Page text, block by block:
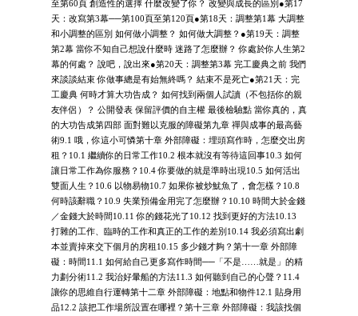
至第60頁 創造性的選擇 什麼改變了你？ 改變與成長的區別●第17
天：改寫第3幕──第100頁至第120頁●第18天：調整第1幕 大調整
和小調整的區別 如何做小調整？ 如何做大調整？●第19天：調整
第2幕 當你不知自己想說什麼時 迷路了怎麼辦？ 你處於你人生第2
幕的何處？ 說吧，說出來●第20天：調整第3幕 完工慶典之前 我們
來談談結束 你做事總是有始無終嗎？ 結束不是死亡●第21天：完
工慶典 何時才算大功告成？ 如何找到兩個人試讀（不包括你的親
友伴侶）？ 公開發表 保留評價的自主權 最後檢驗點 當你真的，真
的大功告成第四部 面對難以克服的障礙第九章 禪與成事的最高藝
術9.1 哦，你這小可憐第十章 外部障礙：埋頭寫作時，怎麼交出房
租？10.1 繼續你的日常工作10.2 根本就沒有等待這回事10.3 如何
讓日常工作為你服務？10.4 你要做的就是準時出現10.5 如何活出
雙面人生？10.6 以物易物10.7 如果你被炒魷魚了，會怎樣？10.8
何時該辭職？10.9 失業預備金用完了怎麼辦？10.10 時間大於金錢
／金錢大於時間10.11 你的錢花光了10.12 找到更好的方法10.13
打雜的工作、臨時的工作和真正的工作的差別10.14 我必須寫出劇
本並賣掉來交下個月的房租10.15 多少錢才夠？第十一章 外部障
礙：時間11.1 如何給自己更多寫作時間──「不是……就是」的精
力劃分術11.2 我治好暈船的方法11.3 如何聽到自己的心聲？11.4
讓你的思維自行運轉第十二章 外部障礙：地點和物件12.1 貼身用
品12.2 該把工作場所設置在哪裡？第十三章 外部障礙：我該找個